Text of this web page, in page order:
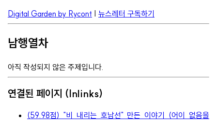
Digital Garden by Rycont 뉴스레터 구독하기
남행열차
아직 작성되지 않은 주제입니다.
연결된 페이지 (Inlinks)
(59.98점) "비 내리는 호남선" 만든 이야기 (어이 없음을